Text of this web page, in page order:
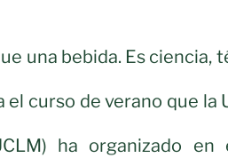
una bebida. Es ciencia,
curso de verano que la
ha organizado